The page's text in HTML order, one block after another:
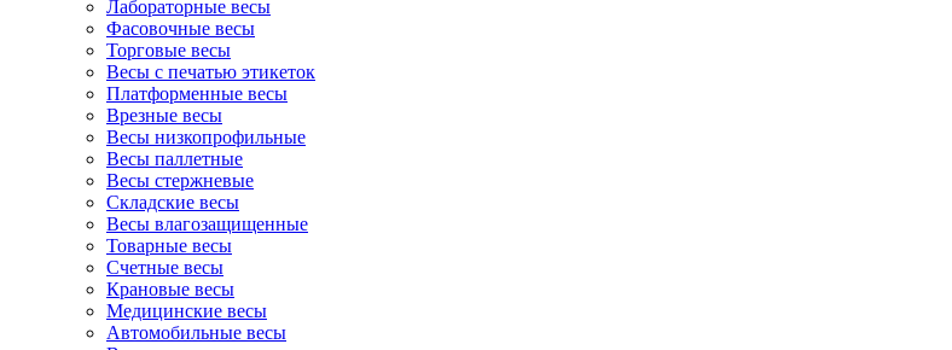
Лабораторные весы
Фасовочные весы
Торговые весы
Весы с печатью этикеток
Платформенные весы
Врезные весы
Весы низкопрофильные
Весы паллетные
Весы стержневые
Складские весы
Весы влагозащищенные
Товарные весы
Счетные весы
Крановые весы
Медицинские весы
Автомобильные весы